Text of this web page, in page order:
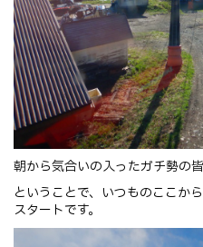
朝から気合いの入ったガチ勢の
ということで、いつものここか
スタートです。